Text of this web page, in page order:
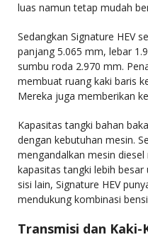
luas namun tetap mudah
Sedangkan Signature HEV
panjang 5.065 mm, lebar
sumbu roda 2.970 mm.
membuat ruang kaki baris
Mereka juga memberikan
Kapasitas tangki bahan
dengan kebutuhan mesin.
mengandalkan mesin
kapasitas tangki lebih
sisi lain, Signature HEV
mendukung kombinasi
Transmisi dan Kaki-